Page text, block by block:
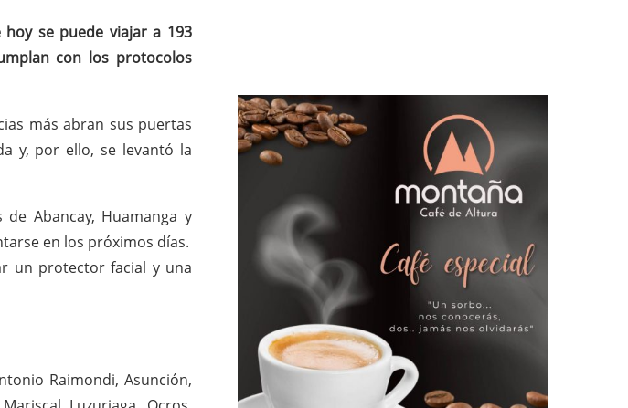
hoy se puede viajar a 193
con los protocolos
más abran sus puertas
y, por ello, se levantó la
Abancay, Huamanga y
en los próximos días.
un protector facial y una
Raimondi, Asunción,